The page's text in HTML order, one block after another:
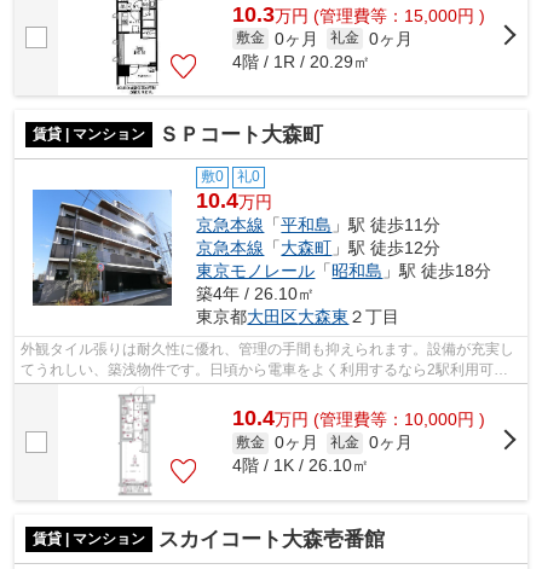
10.3万円 (管理費等：15,000円 )
敷金 0ヶ月 礼金 0ヶ月
4階 / 1R / 20.29㎡
賃貸 | マンション ＳＰコート大森町
敷0 礼0
10.4万円
京急本線 「平和島 」駅 徒歩11分
京急本線 「大森町 」駅 徒歩12分
東京モノレール 「昭和島 」駅 徒歩18分
築4年 / 26.10㎡
東京都大田区大森東 ２丁目
外観タイル張りは耐久性に優れ、管理の手間も抑えられます。設備が充実し
てうれしい、築浅物件です。日頃から電車をよく利用するなら2駅利用可能
な物件はいかがでしょうか。駅まで徒歩...
10.4万円 (管理費等：10,000円 )
敷金 0ヶ月 礼金 0ヶ月
4階 / 1K / 26.10㎡
賃貸 | マンション スカイコート大森壱番館